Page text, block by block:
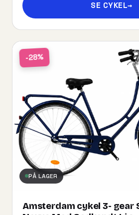
SE CYKEL→
-28%
PÅ LAGER
Amsterdam cykel 3- gear